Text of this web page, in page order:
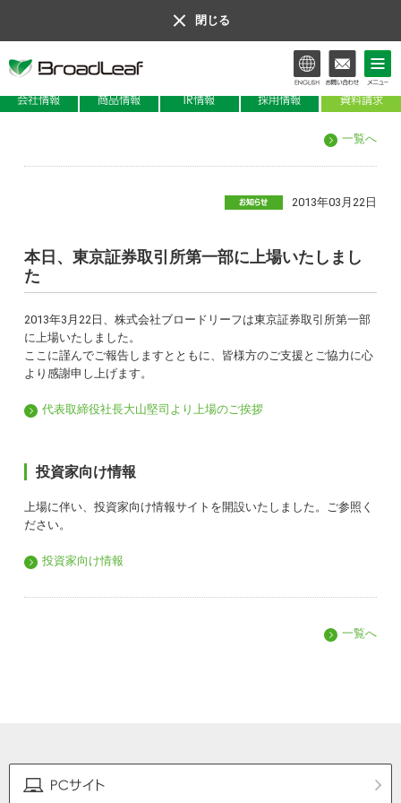
閉じる
IR情報
一覧へ
2013年03月22日
本日、東京証券取引所第一部に上場いたしまし
た
2013年3月22日、株式会社ブロードリーフは東京証券取引所第一部
に上場いたしました。
ここに謹んでご報告しますとともに、皆様方のご支援とご協力に心
より感謝申し上げます。
代表取締役社長大山堅司より上場のご挨拶
投資家向け情報
上場に伴い、投資家向け情報サイトを開設いたしました。ご参照く
ださい。
投資家向け情報
一覧へ